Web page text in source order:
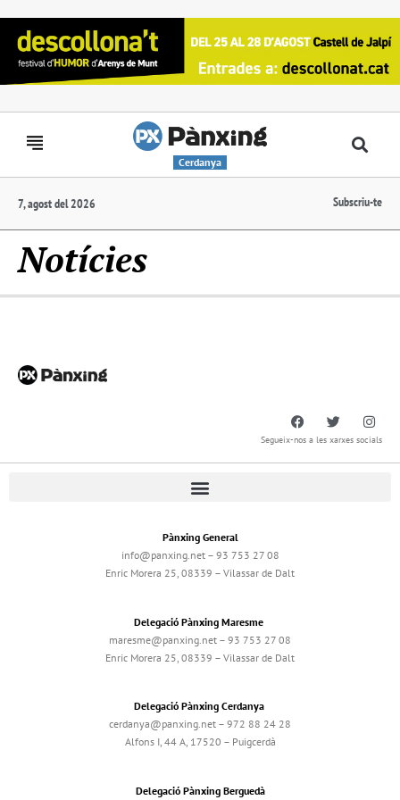
Cerdanya
7, agost del 2026 Subscriu-te
Notícies
Segueix-nos a les xarxes socials
Pànxing General
info@panxing.net – 93 753 27 08
Enric Morera 25, 08339 – Vilassar de Dalt
Delegació Pànxing Maresme
maresme@panxing.net – 93 753 27 08
Enric Morera 25, 08339 – Vilassar de Dalt
Delegació Pànxing Cerdanya
cerdanya@panxing.net – 972 88 24 28
Alfons I, 44 A, 17520 – Puigcerdà
Delegació Pànxing Berguedà